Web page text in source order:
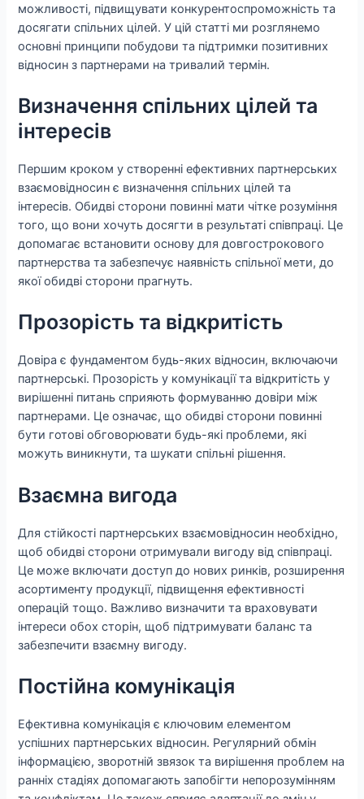
можливості, підвищувати конкурентоспроможність та
досягати спільних цілей. У цій статті ми розглянемо
основні принципи побудови та підтримки позитивних
відносин з партнерами на тривалий термін.
Визначення спільних цілей та
інтересів
Першим кроком у створенні ефективних партнерських
взаємовідносин є визначення спільних цілей та
інтересів. Обидві сторони повинні мати чітке розуміння
того, що вони хочуть досягти в результаті співпраці. Це
допомагає встановити основу для довгострокового
партнерства та забезпечує наявність спільної мети, до
якої обидві сторони прагнуть.
Прозорість та відкритість
Довіра є фундаментом будь-яких відносин, включаючи
партнерські. Прозорість у комунікації та відкритість у
вирішенні питань сприяють формуванню довіри між
партнерами. Це означає, що обидві сторони повинні
бути готові обговорювати будь-які проблеми, які
можуть виникнути, та шукати спільні рішення.
Взаємна вигода
Для стійкості партнерських взаємовідносин необхідно,
щоб обидві сторони отримували вигоду від співпраці.
Це може включати доступ до нових ринків, розширення
асортименту продукції, підвищення ефективності
операцій тощо. Важливо визначити та враховувати
інтереси обох сторін, щоб підтримувати баланс та
забезпечити взаємну вигоду.
Постійна комунікація
Ефективна комунікація є ключовим елементом
успішних партнерських відносин. Регулярний обмін
інформацією, зворотній звязок та вирішення проблем на
ранніх стадіях допомагають запобігти непорозумінням